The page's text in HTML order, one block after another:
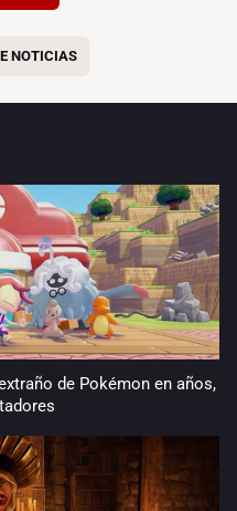
NOTICIAS
de Pokémon en años,